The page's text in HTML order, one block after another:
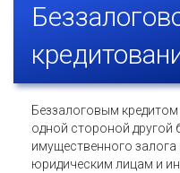
Беззалоговым
одной стороной другой
имущественного
юридическим лицам и